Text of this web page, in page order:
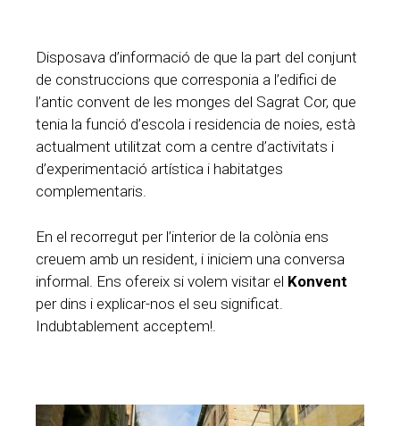
Disposava d’informació de que la part del conjunt
de construccions que corresponia a l’edifici de
l’antic convent de les monges del Sagrat Cor, que
tenia la funció d’escola i residencia de noies, està
actualment utilitzat com a centre d’activitats i
d’experimentació artística i habitatges
complementaris.
En el recorregut per l’interior de la colònia ens
creuem amb un resident, i iniciem una conversa
informal. Ens ofereix si volem visitar el Konvent
per dins i explicar-nos el seu significat.
Indubtablement acceptem!.